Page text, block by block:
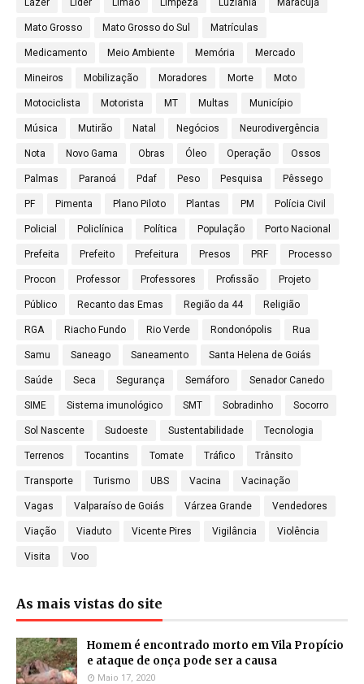
Lazer Líder Limão Limpeza Luziânia Maracujá
Mato Grosso Mato Grosso do Sul Matrículas
Medicamento Meio Ambiente Memória Mercado
Mineiros Mobilização Moradores Morte Moto
Motociclista Motorista MT Multas Município
Música Mutirão Natal Negócios Neurodivergência
Nota Novo Gama Obras Óleo Operação Ossos
Palmas Paranoá Pdaf Peso Pesquisa Pêssego
PF Pimenta Plano Piloto Plantas PM Polícia Civil
Policial Policlínica Política População Porto Nacional
Prefeita Prefeito Prefeitura Presos PRF Processo
Procon Professor Professores Profissão Projeto
Público Recanto das Emas Região da 44 Religião
RGA Riacho Fundo Rio Verde Rondonópolis Rua
Samu Saneago Saneamento Santa Helena de Goiás
Saúde Seca Segurança Semáforo Senador Canedo
SIME Sistema imunológico SMT Sobradinho Socorro
Sol Nascente Sudoeste Sustentabilidade Tecnologia
Terrenos Tocantins Tomate Tráfico Trânsito
Transporte Turismo UBS Vacina Vacinação
Vagas Valparaíso de Goiás Várzea Grande Vendedores
Viação Viaduto Vicente Pires Vigilância Violência
Visita Voo
As mais vistas do site
Homem é encontrado morto em Vila Propício
e ataque de onça pode ser a causa
Maio 17, 2020